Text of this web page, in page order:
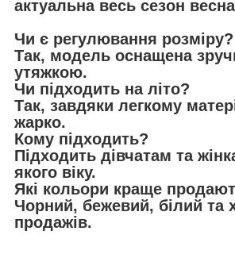
актуальна весь сезон
Чи є регулювання розміру?
Так, модель оснащена
утяжкою.
Чи підходить на літо?
Так, завдяки легкому
жарко.
Кому підходить?
Підходить дівчатам та
якого віку.
Які кольори краще
Чорний, бежевий, білий та
продажів.